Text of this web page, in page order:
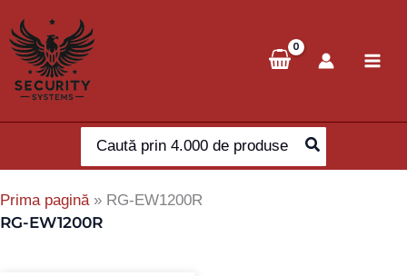
to
content
for:
Prima pagină» RG-EW1200R
RG-EW1200R